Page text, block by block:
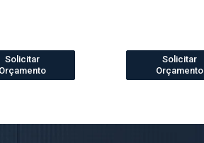
Solicitar
Orçamento
Solicitar
Orçamento